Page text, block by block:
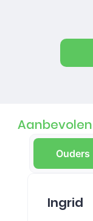
Ouders
Ingrid